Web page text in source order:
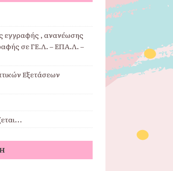
εγγραφής , ανανέωσης
σε ΓΕ.Λ. – ΕΠΑ.Λ. –
Εξετάσεων